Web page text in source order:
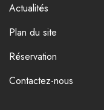
Actualités
Plan du site
Réservation
Contactez-nous